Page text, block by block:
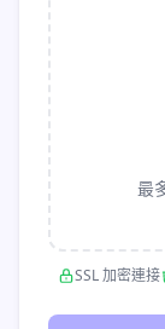
最
SSL 加密連接